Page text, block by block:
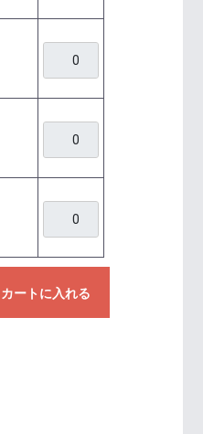
カートに入れる